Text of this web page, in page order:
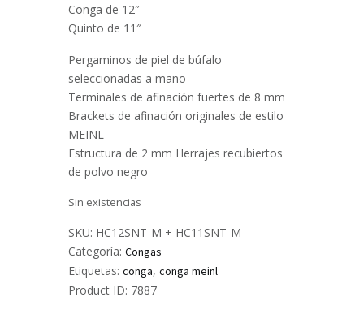
Conga de 12″
Quinto de 11″
Pergaminos de piel de búfalo
seleccionadas a mano
Terminales de afinación fuertes de 8 mm
Brackets de afinación originales de estilo
MEINL
Estructura de 2 mm Herrajes recubiertos
de polvo negro
Sin existencias
SKU: HC12SNT-M + HC11SNT-M
Categoría: Congas
Etiquetas: conga, conga meinl
Product ID: 7887